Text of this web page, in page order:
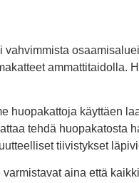
vahvimmista
ammattitaidolla.
huopakattoja käyttäen
tehdä huopakatosta
tiivistykset
aina että